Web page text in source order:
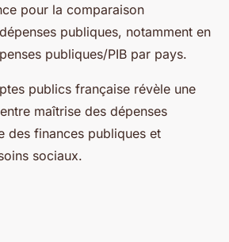
pour la comparaison
publiques, notamment en
publiques/PIB par pays.
publics française révèle une
maîtrise des dépenses
des finances publiques et
sociaux.